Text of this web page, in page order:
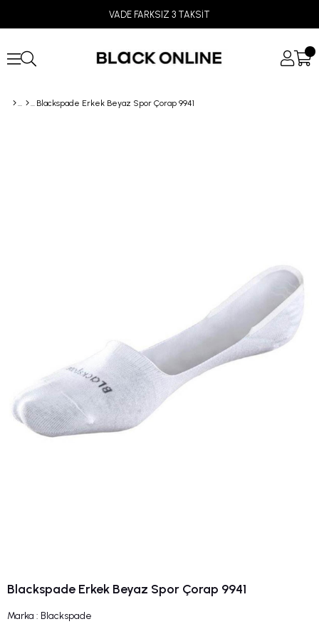
VADE FARKSIZ 3 TAKSİT
Blackspade Erkek Beyaz Spor Çorap 9941
Blackspade Erkek Beyaz Spor Çorap 9941
Marka : Blackspade